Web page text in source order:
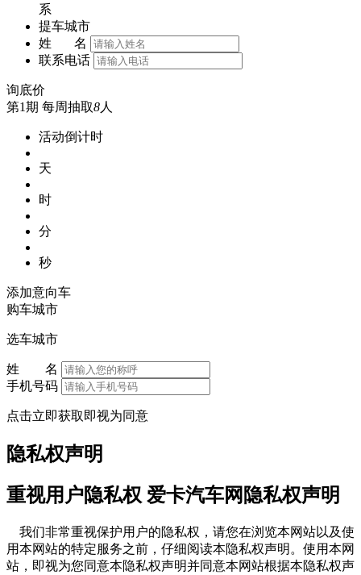
系
提车城市
姓 名
联系电话
询底价
第1期 每周抽取8人
活动倒计时
天
时
分
秒
添加意向车
购车城市
选车城市
姓 名
手机号码
点击立即获取即视为同意
隐私权声明
重视用户隐私权 爱卡汽车网隐私权声明
我们非常重视保护用户的隐私权，请您在浏览本网站以及使
用本网站的特定服务之前，仔细阅读本隐私权声明。使用本网
站，即视为您同意本隐私权声明并同意本网站根据本隐私权声